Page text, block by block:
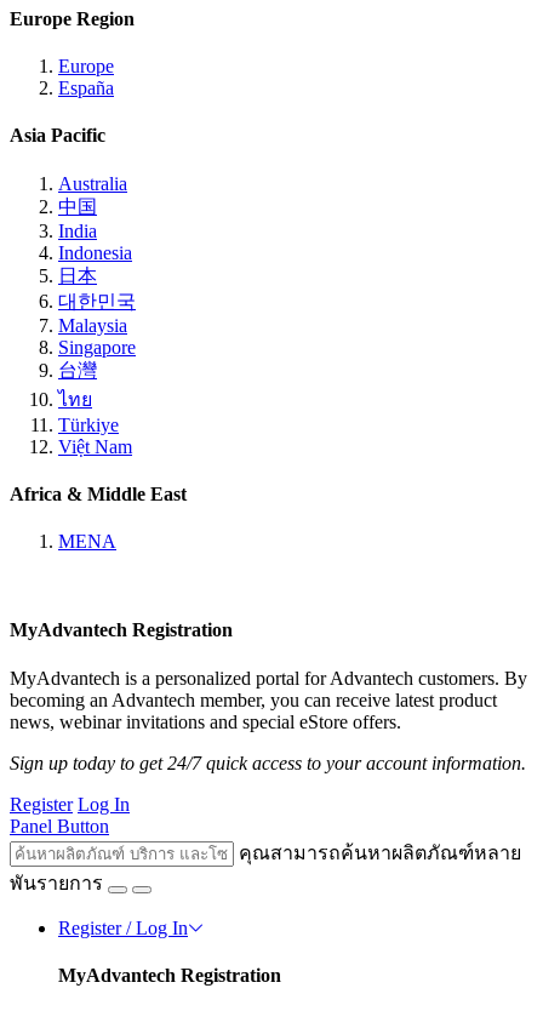
Europe Region
Europe
España
Asia Pacific
Australia
中国
India
Indonesia
日本
대한민국
Malaysia
Singapore
台灣
ไทย
Türkiye
Việt Nam
Africa & Middle East
MENA
MyAdvantech Registration
MyAdvantech is a personalized portal for Advantech customers. By
becoming an Advantech member, you can receive latest product
news, webinar invitations and special eStore offers.
Sign up today to get 24/7 quick access to your account information.
Register Log In
Panel Button
คุณสามารถค้นหาผลิตภัณฑ์หลาย
พันรายการ
Register / Log In
MyAdvantech Registration